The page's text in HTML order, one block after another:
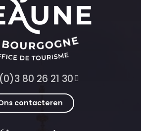
80 26 21 30
contacteren